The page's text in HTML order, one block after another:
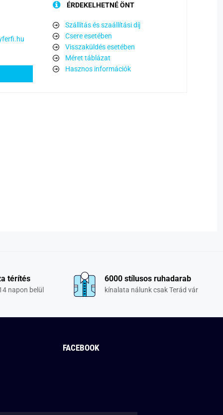
ÉRDEKELHETNÉ ÖNT
Szállítás és szaállítási díj
Csere esetében
Visszaküldés esetében
Méret táblázat
Hasznos információk
térítés
napon belül
6000 stílusos ruhadarab
kínalata nálunk csak Terád vár
FACEBOOK